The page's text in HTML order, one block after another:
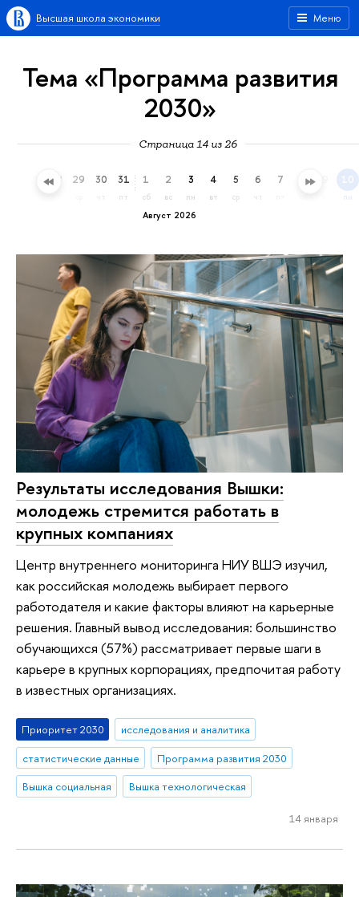
Меню
Высшая школа экономики
Тема «Программа развития
2030»
Страница 14 из 26
28 29 30 31
пт
Август 2026
1
сб
2
вс
3
пн
4
вт
5
ср
6 7 8 10
пн
Результаты исследования Вышки:
молодежь стремится работать в
крупных компаниях
Центр внутреннего мониторинга НИУ ВШЭ изучил,
как российская молодежь выбирает первого
работодателя и какие факторы влияют на карьерные
решения. Главный вывод исследования: большинство
обучающихся (57%) рассматривает первые шаги в
карьере в крупных корпорациях, предпочитая работу
в известных организациях.
Приоритет 2030
исследования и аналитика
статистические данные
Программа развития 2030
Вышка социальная
Вышка технологическая
14 января